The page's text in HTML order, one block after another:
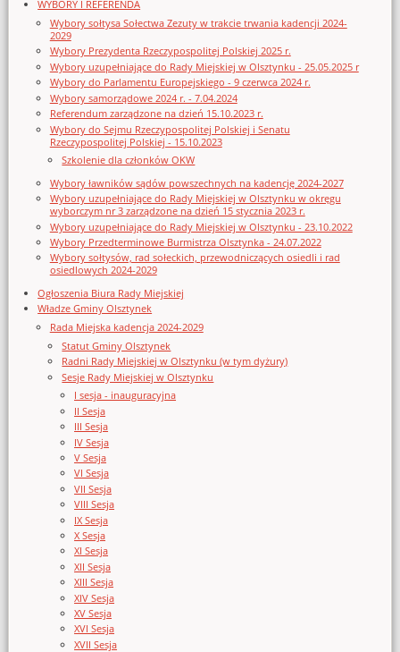
WYBORY I REFERENDA
Wybory sołtysa Sołectwa Zezuty w trakcie trwania kadencji 2024-
2029
Wybory Prezydenta Rzeczypospolitej Polskiej 2025 r.
Wybory uzupełniające do Rady Miejskiej w Olsztynku - 25.05.2025 r
Wybory do Parlamentu Europejskiego - 9 czerwca 2024 r.
Wybory samorządowe 2024 r. - 7.04.2024
Referendum zarządzone na dzień 15.10.2023 r.
Wybory do Sejmu Rzeczypospolitej Polskiej i Senatu
Rzeczypospolitej Polskiej - 15.10.2023
Szkolenie dla członków OKW
Wybory ławników sądów powszechnych na kadencję 2024-2027
Wybory uzupełniające do Rady Miejskiej w Olsztynku w okręgu
wyborczym nr 3 zarządzone na dzień 15 stycznia 2023 r.
Wybory uzupełniające do Rady Miejskiej w Olsztynku - 23.10.2022
Wybory Przedterminowe Burmistrza Olsztynka - 24.07.2022
Wybory sołtysów, rad sołeckich, przewodniczących osiedli i rad
osiedlowych 2024-2029
Ogłoszenia Biura Rady Miejskiej
Władze Gminy Olsztynek
Rada Miejska kadencja 2024-2029
Statut Gminy Olsztynek
Radni Rady Miejskiej w Olsztynku (w tym dyżury)
Sesje Rady Miejskiej w Olsztynku
I sesja - inauguracyjna
II Sesja
III Sesja
IV Sesja
V Sesja
VI Sesja
VII Sesja
VIII Sesja
IX Sesja
X Sesja
XI Sesja
XII Sesja
XIII Sesja
XIV Sesja
XV Sesja
XVI Sesja
XVII Sesja